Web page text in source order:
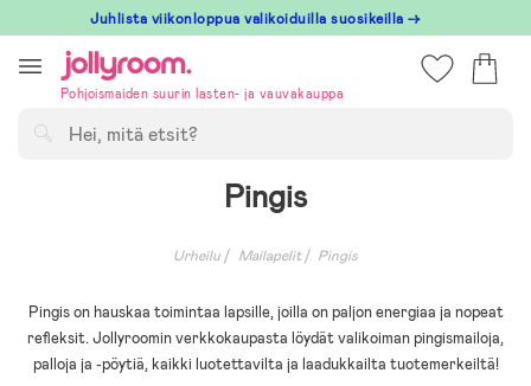
till
innehållet
Juhlista viikonloppua valikoiduilla suosikeilla →
Pohjoismaiden suurin lasten- ja vauvakauppa
Pingis
Urheilu Mailapelit Pingis
Pingis on hauskaa toimintaa lapsille, joilla on paljon energiaa ja nopeat
refleksit. Jollyroomin verkkokaupasta löydät valikoiman pingismailoja,
palloja ja -pöytiä, kaikki luotettavilta ja laadukkailta tuotemerkeiltä!